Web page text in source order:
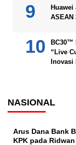
Huawei
ASEAN
BC30™
“Live
Inovasi
NASIONAL
Arus Dana Bank
KPK pada